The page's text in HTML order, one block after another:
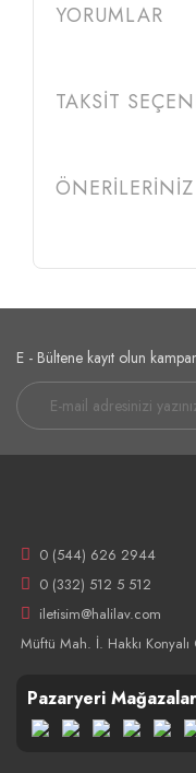
YORUMLAR
TAKSİT
ÖNERİLERİNİZ
E - Bültene kayıt olun
0 (544) 626 2944
0 (332) 512 5 512
iletisim@halilav.com
Müftü Mah. İ. Hakkı
Pazaryeri